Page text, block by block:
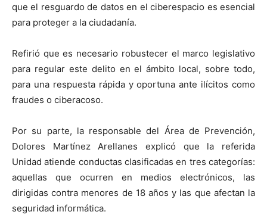
que el resguardo de datos en el ciberespacio es esencial
para proteger a la ciudadanía.
Refirió que es necesario robustecer el marco legislativo
para regular este delito en el ámbito local, sobre todo,
para una respuesta rápida y oportuna ante ilícitos como
fraudes o ciberacoso.
Por su parte, la responsable del Área de Prevención,
Dolores Martínez Arellanes explicó que la referida
Unidad atiende conductas clasificadas en tres categorías:
aquellas que ocurren en medios electrónicos, las
dirigidas contra menores de 18 años y las que afectan la
seguridad informática.